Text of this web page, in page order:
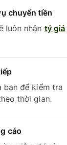
chuyển tiền
luôn nhận tỷ giá
bạn để kiểm tra
thời gian.
cáo